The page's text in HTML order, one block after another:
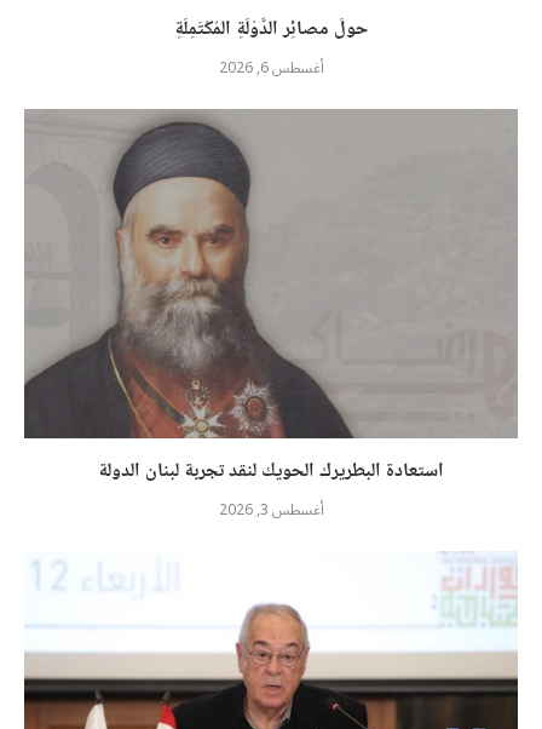
حولَ مصائِر الدَّوْلَةِ المُكْتَمِلَةِ
أغسطس 6, 2026
استعادة البطريرك الحويك لنقد تجربة لبنان الدولة
أغسطس 3, 2026